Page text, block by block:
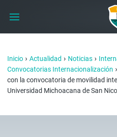
Inicio › Actualidad › Noticias ›
Convocatorias Internacionalización ›
con la convocatoria de movilidad
Universidad Michoacana de San